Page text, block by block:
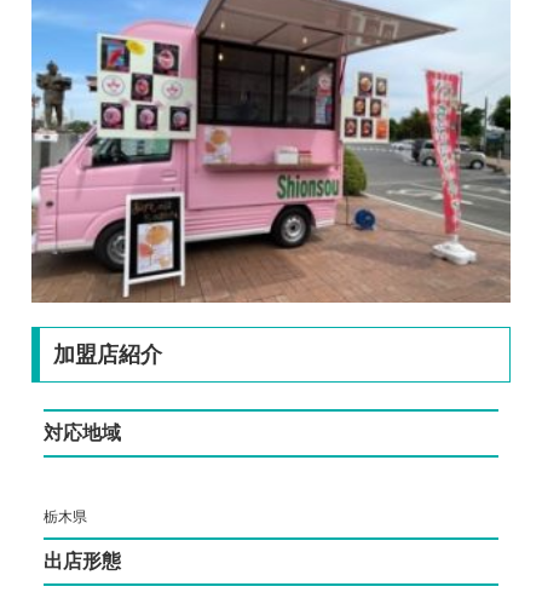
加盟店紹介
対応地域
栃木県
出店形態